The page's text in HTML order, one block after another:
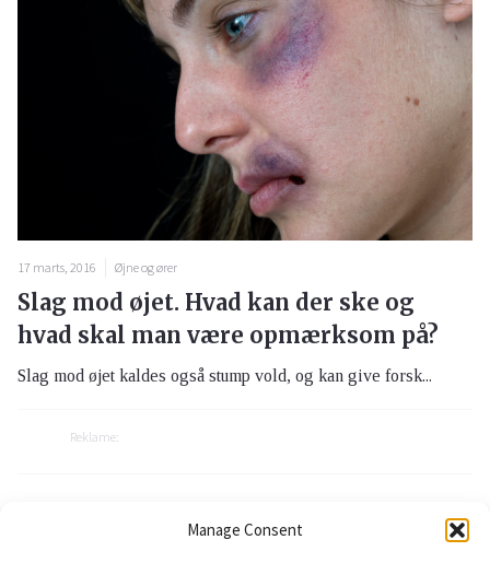
Manage Consent
17 marts, 2016 Øjne og ører
Slag mod øjet. Hvad kan der ske og
hvad skal man være opmærksom på?
Slag mod øjet kaldes også stump vold, og kan give forsk...
Reklame: